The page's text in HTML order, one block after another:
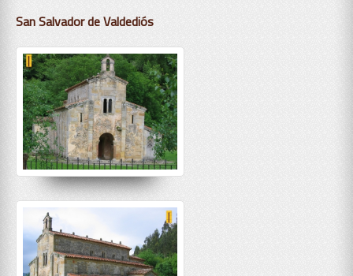
San Salvador de Valdediós